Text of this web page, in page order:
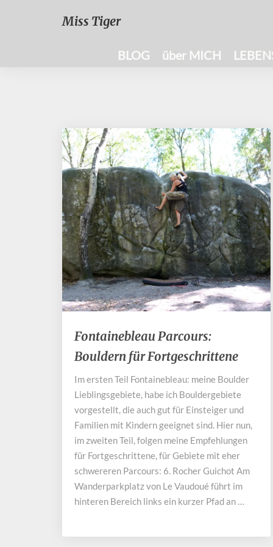
Miss Tiger
BLOG über MICH
Fontainebleau
Parcours:
Bouldern
Fortgeschrittene
Fontainebleau Parcours:
Bouldern für Fortgeschrittene
Im ersten Teil Fontainebleau: meine Boulder
Lieblingsgebiete, habe ich Bouldergebiete
vorgestellt, die auch gut für Einsteiger und
Familien mit Kindern geeignet sind. Hier nun,
im zweiten Teil, folgen meine Empfehlungen
für Fortgeschrittene, für Gebiete mit eher
schwereren Parcours: 6. Rocher Guichot Am
Wanderparkplatz von Le Vaudoué führt im
hinteren Bereich links ein kurzer Pfad an …